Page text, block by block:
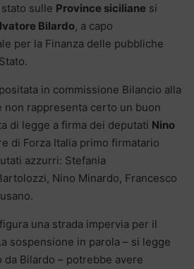
sulle Province siciliane si
Bilardo, a capo
per la Finanza delle pubbliche
in commissione Bilancio alla
non rappresenta certo un buon
di legge a firma dei deputati Nino
di Forza Italia primo firmatario
azzurri: Stefania
Nino Minardo, Francesco
una strada impervia per il
sospensione in parola – si legge
Bilardo – potrebbe avere